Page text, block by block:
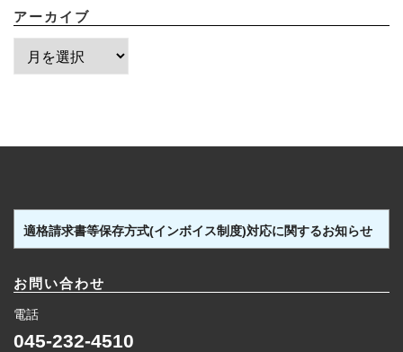
アーカイブ
ー
ブ
適格請求書等保存方式(インボイス制度)対応に関するお知らせ
お問い合わせ
電話
045-232-4510